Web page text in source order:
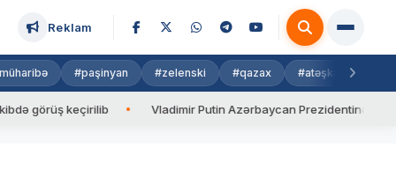
Reklam
#paşinyan #zelenski #qazax #atəşkəs
keçirilib Vladimir Putin Azərbaycan Prezidentinə zəng edib